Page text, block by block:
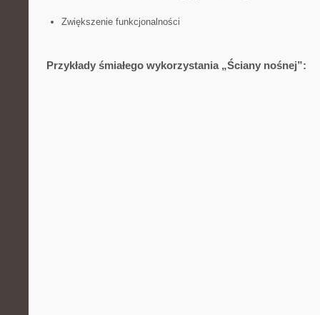
Zwiększenie funkcjonalności
Przykłady śmiałego wykorzystania „Ściany nośnej”: